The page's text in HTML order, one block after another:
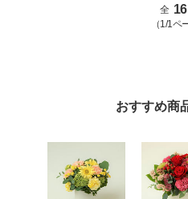
全 16
（1/1ペ
おすすめ商